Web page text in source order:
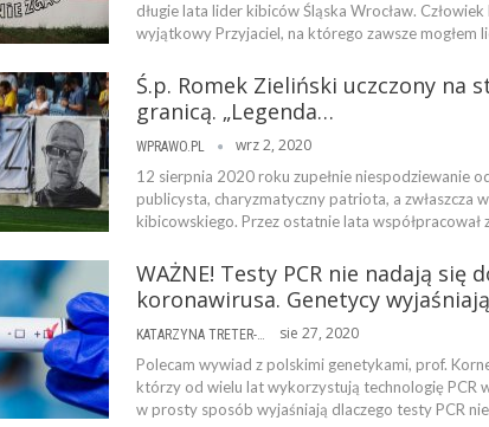
długie lata lider kibiców Śląska Wrocław.
wyjątkowy Przyjaciel, na którego zawsze mogłem
Ś.p. Romek Zieliński uczczony na
granicą. „Legenda…
WPRAWO.PL wrz 2, 2020
12 sierpnia 2020 roku zupełnie niespodziewanie
publicysta, charyzmatyczny patriota, a zwłaszcza
kibicowskiego. Przez ostatnie lata współpracował
WAŻNE! Testy PCR nie nadają się
koronawirusa. Genetycy
sie 27, 2020
Polecam wywiad z polskimi genetykami, prof.
którzy od wielu lat wykorzystują technologię PCR
w prosty sposób wyjaśniają dlaczego testy PCR